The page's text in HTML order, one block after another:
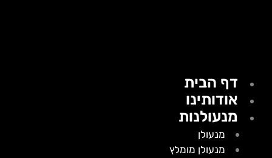
דף הבית
אודותינו
מנעולנות
מנעולן
מנעולן מומלץ